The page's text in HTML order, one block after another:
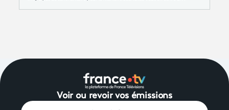
Voir ou revoir vos émissions